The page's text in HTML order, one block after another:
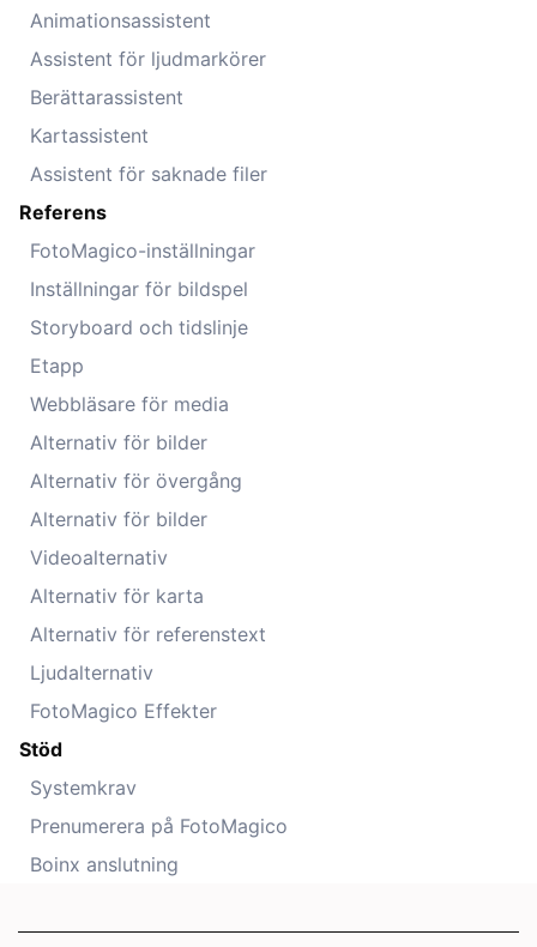
Animationsassistent
Assistent för ljudmarkörer
Berättarassistent
Kartassistent
Assistent för saknade filer
Referens
FotoMagico-inställningar
Inställningar för bildspel
Storyboard och tidslinje
Etapp
Webbläsare för media
Alternativ för bilder
Alternativ för övergång
Alternativ för bilder
Videoalternativ
Alternativ för karta
Alternativ för referenstext
Ljudalternativ
FotoMagico Effekter
Stöd
Systemkrav
Prenumerera på FotoMagico
Boinx anslutning